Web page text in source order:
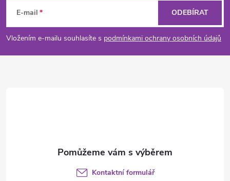
p
E-mail
Vložením e-mailu souhlasíte s podmínkami ochrany osobních údajů
ODEBÍRAT
Kontaktní formulář